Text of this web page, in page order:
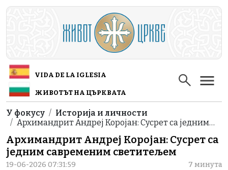
Skip to main content
VIDA DE LA IGLESIA
ЖИВОТЪТ НА ЦЪРКВАТА
Breadcrumb
У фокусу
Историја и личности
Архимандрит Андреј Коројан: Сусрет са једним…
Архимандрит Андреј Коројан: Сусрет са
једним савременим светитељем
19-06-2026 07:31:59 7 минута